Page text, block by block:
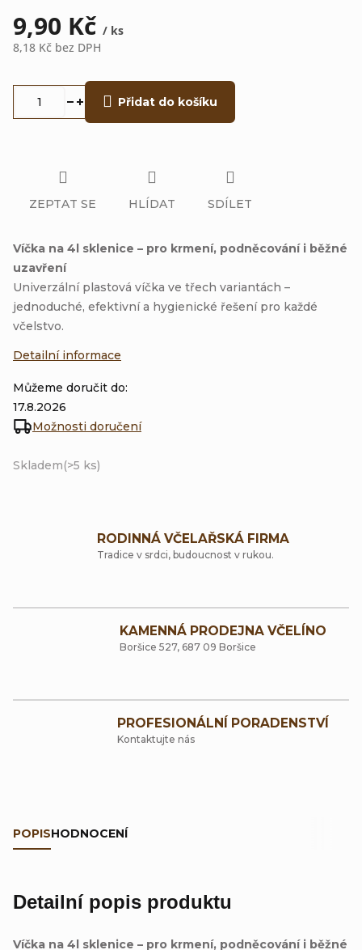
9,90 Kč / ks
8,18 Kč bez DPH
Skladem(>5 ks)
Můžeme doručit do:
17.8.2026
Možnosti doručení
Přidat do košíku
Víčka na 4l sklenice – pro krmení, podněcování i běžné
uzavření
Univerzální plastová víčka ve třech variantách –
jednoduché, efektivní a hygienické řešení pro každé
včelstvo.
Detailní informace
ZEPTAT SE HLÍDAT SDÍLET
RODINNÁ VČELAŘSKÁ FIRMA
Tradice v srdci, budoucnost v rukou.
KAMENNÁ PRODEJNA VČELÍNO
Boršice 527, 687 09 Boršice
PROFESIONÁLNÍ PORADENSTVÍ
Kontaktujte nás
POPISHODNOCENÍ
Detailní popis produktu
Víčka na 4l sklenice – pro krmení, podněcování i běžné